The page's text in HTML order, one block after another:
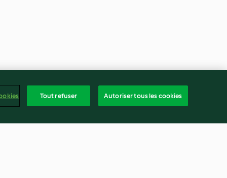
Tout refuser Autoriser tous les cookies